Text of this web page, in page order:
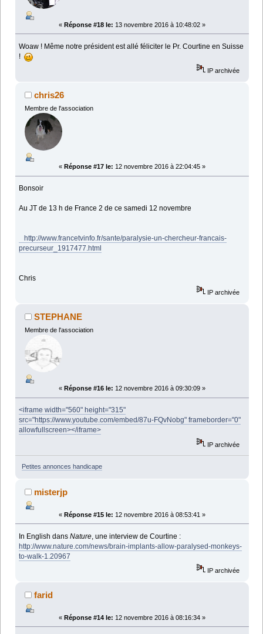
« Réponse #18 le: 13 novembre 2016 à 10:48:02 »
Woaw ! Même notre président est allé féliciter le Pr. Courtine en Suisse
!
IP archivée
chris26
Membre de l'association
« Réponse #17 le: 12 novembre 2016 à 22:04:45 »
Bonsoir
Au JT de 13 h de France 2 de ce samedi 12 novembre
http://www.francetvinfo.fr/sante/paralysie-un-chercheur-francais-
precurseur_1917477.html
Chris
IP archivée
STEPHANE
Membre de l'association
« Réponse #16 le: 12 novembre 2016 à 09:30:09 »
<iframe width="560" height="315"
src="https://www.youtube.com/embed/87u-FQvNobg" frameborder="0"
allowfullscreen></iframe>
IP archivée
Petites annonces handicape
misterjp
« Réponse #15 le: 12 novembre 2016 à 08:53:41 »
In English dansNature , une interview de Courtine :
http://www.nature.com/news/brain-implants-allow-paralysed-monkeys-
to-walk-1.20967
IP archivée
farid
« Réponse #14 le: 12 novembre 2016 à 08:16:34 »